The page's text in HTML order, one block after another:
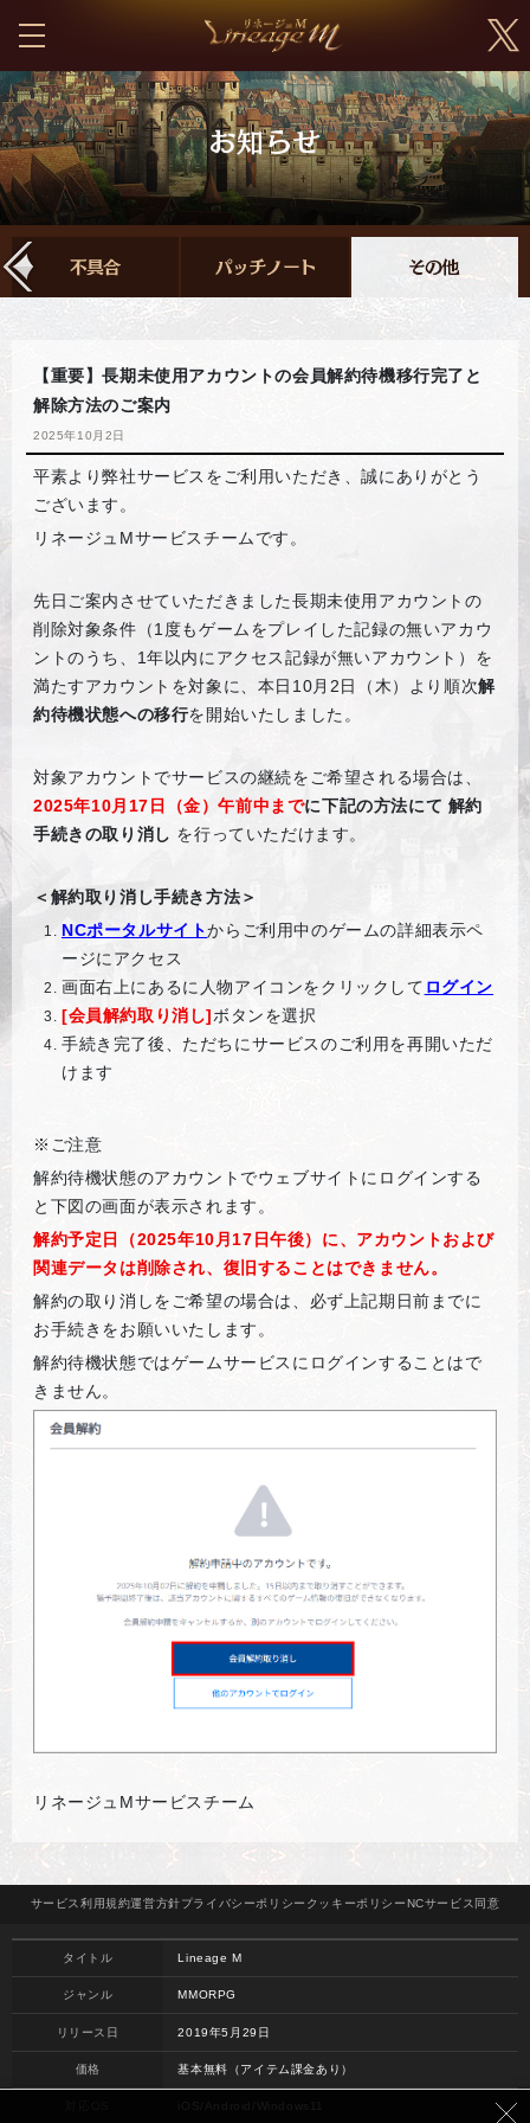
【重要】長期未使用アカウントの会員解約待機移行完了と
解除方法のご案内
2025年10月2日
平素より弊社サービスをご利用いただき、誠にありがとう
ございます。
リネージュMサービスチームです。
先日ご案内させていただきました長期未使用アカウントの
削除対象条件（1度もゲームをプレイした記録の無いアカウ
ントのうち、1年以内にアクセス記録が無いアカウント）を
満たすアカウントを対象に、本日10月2日（木）より順次解
約待機状態への移行を開始いたしました。
対象アカウントでサービスの継続をご希望される場合は、
2025年10月17日（金）午前中までに下記の方法にて 解約
手続きの取り消し を行っていただけます。
＜解約取り消し手続き方法＞
NCポータルサイトからご利用中のゲームの詳細表示ペ
ージにアクセス
画面右上にあるに人物アイコンをクリックして ログイン
[会員解約取り消し]ボタンを選択
手続き完了後、ただちにサービスのご利用を再開いただ
けます
※ご注意
解約待機状態のアカウントでウェブサイトにログインする
と下図の画面が表示されます。
解約予定日（2025年10月17日午後）に、アカウントおよび
関連データは削除され、復旧することはできません。
解約の取り消しをご希望の場合は、必ず上記期日前までに
お手続きをお願いいたします。
解約待機状態ではゲームサービスにログインすることはで
きません。
リネージュMサービスチーム
サービス 利用規約運営方針プライバシーポリシー クッキーポリシーNCサービス 同意
タイトル Lineage M
ジャンル MMORPG
リリース日 2019年5月29日
価格 基本無料（アイテム課金あり）